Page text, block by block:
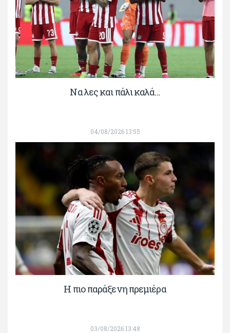
Να λες και πάλι καλά…
04/08/2026 13:55
H πιο παράξενη πρεμιέρα
03/08/2026 13:48